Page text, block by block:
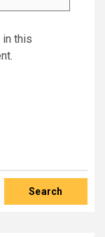
in this
Search